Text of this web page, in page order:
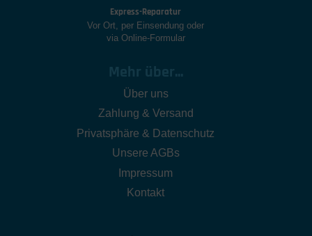
Express-Reparatur
Vor Ort, per Einsendung oder
via Online-Formular
Mehr über...
Über uns
Zahlung & Versand
Privatsphäre & Datenschutz
Unsere AGBs
Impressum
Kontakt